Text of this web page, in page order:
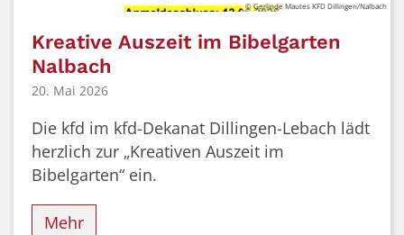
© Gerlinde Mautes KFD Dillingen/Nalbach
Kreative Auszeit im Bibelgarten
Nalbach
20. Mai 2026
Die kfd im kfd-Dekanat Dillingen-Lebach lädt
herzlich zur „Kreativen Auszeit im
Bibelgarten“ ein.
Mehr